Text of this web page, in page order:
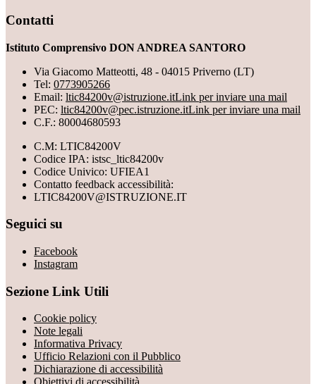
Contatti
Istituto Comprensivo DON ANDREA SANTORO
Via Giacomo Matteotti, 48 - 04015 Priverno (LT)
Tel: 0773905266
Email: ltic84200v@istruzione.itLink per inviare una mail
PEC: ltic84200v@pec.istruzione.itLink per inviare una mail
C.F.: 80004680593
C.M: LTIC84200V
Codice IPA: istsc_ltic84200v
Codice Univico: UFIEA1
Contatto feedback accessibilità:
LTIC84200V@ISTRUZIONE.IT
Seguici su
Facebook
Instagram
Sezione Link Utili
Cookie policy
Note legali
Informativa Privacy
Ufficio Relazioni con il Pubblico
Dichiarazione di accessibilità